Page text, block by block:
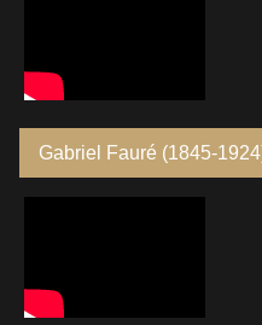
Gabriel Fauré (1845-